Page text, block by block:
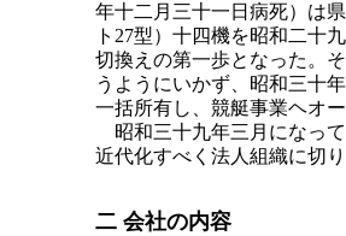
年十二月三十一日病死）は
ト27型）十四機を昭和二十
切換えの第一歩となった。
うようにいかず、昭和三十
一括所有し、競艇事業ヘオ
昭和三十九年三月になっ
近代化すべく法人組織に切
二 会社の内容